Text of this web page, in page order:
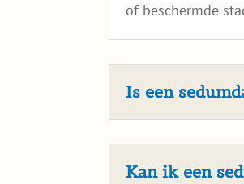
of beschermde
Is een
Kan ik een